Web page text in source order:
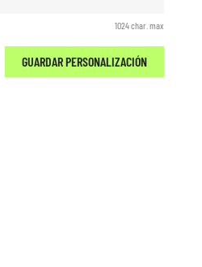
1024 char. max
GUARDAR PERSONALIZACIÓN